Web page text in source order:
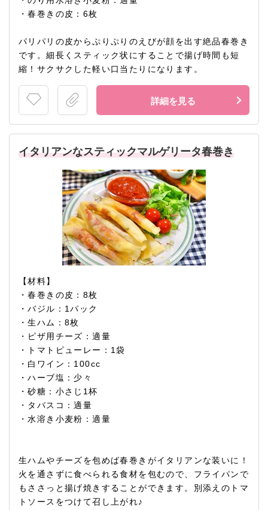
・春巻きの皮：6枚
パリパリの皮からぷりぷりのえびが顔を出す絶品春巻き
です。細長くスティック状にすることで揚げ時間も短
縮！サクサクした軽い口当たりになります。
詳細を見る
イタリアンなスティックマルゲリータ春巻き
【材料】
・春巻きの皮：8枚
・バジル：1パック
・生ハム：8枚
・ピザ用チーズ：適量
・トマトピューレー：1袋
・白ワイン：100cc
・ハーブ塩：少々
・砂糖：小さじ1杯
・タバスコ：適量
・水溶き小麦粉：適量
生ハムやチーズを包めば春巻きがイタリアンな装いに！
火を通さずに食べられる食材を包むので、フライパンで
もささっと揚げ焼きすることができます。別添えのトマ
トソースをつけて召し上がれ♪